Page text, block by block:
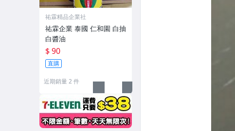
祐霖精品企業社
祐霖企業 泰國 仁和園 白抽
白醬油
$ 90
直購
近期銷量 2 件